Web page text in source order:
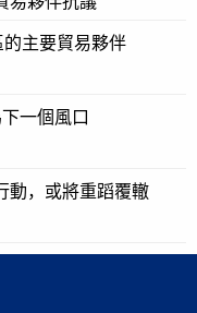
主要貿易夥伴
一個風口
動，或將重蹈覆轍